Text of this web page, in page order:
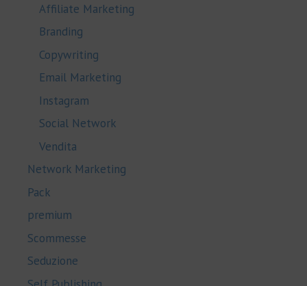
Affiliate Marketing
Branding
Copywriting
Email Marketing
Instagram
Social Network
Vendita
Network Marketing
Pack
premium
Scommesse
Seduzione